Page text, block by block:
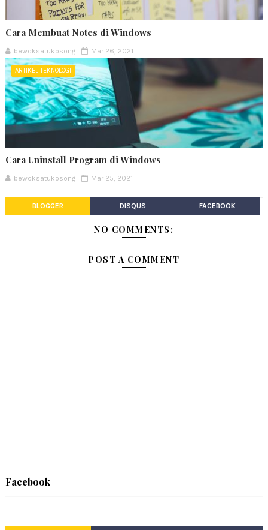
Cara Membuat Notes di Windows
bewoksatukosong Mar 26, 2021
ARTIKEL TEKNOLOGI
Cara Uninstall Program di Windows
bewoksatukosong Mar 25, 2021
BLOGGER DISQUS FACEBOOK
NO COMMENTS:
POST A COMMENT
Facebook